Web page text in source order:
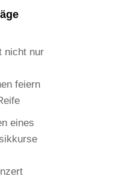
nicht nur
feiern
eines